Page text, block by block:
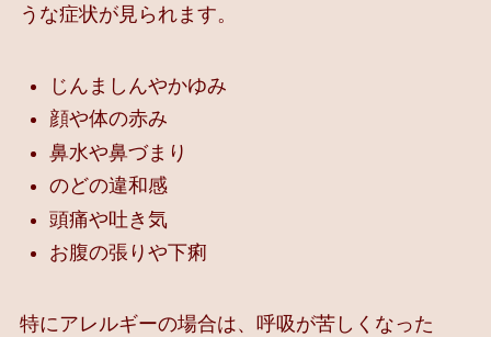
うな症状が見られます。
じんましんやかゆみ
顔や体の赤み
鼻水や鼻づまり
のどの違和感
頭痛や吐き気
お腹の張りや下痢
特にアレルギーの場合は、呼吸が苦しくなった